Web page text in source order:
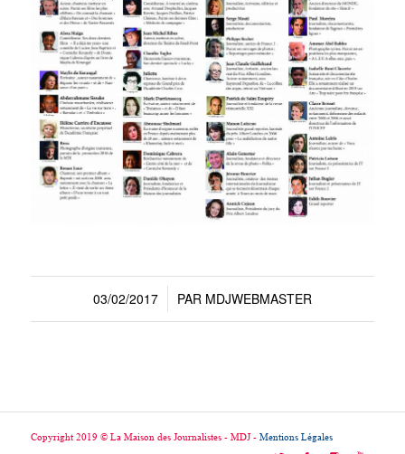
03/02/2017
/ PAR MDJWEBMASTER
Copyright 2019 © La Maison des Journalistes - MDJ - Mentions Légales